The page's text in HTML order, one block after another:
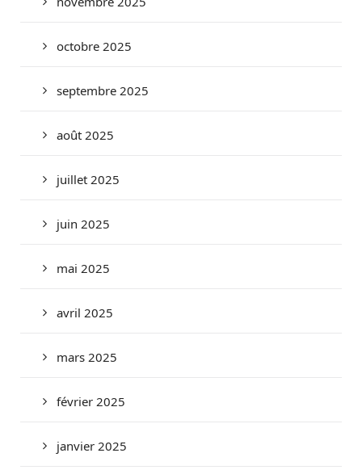
octobre 2025
septembre 2025
août 2025
juillet 2025
juin 2025
mai 2025
avril 2025
mars 2025
février 2025
janvier 2025